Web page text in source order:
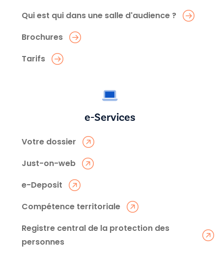
Qui est qui dans une salle d'audience ?
Brochures
Tarifs
e-Services
Votre dossier
Just-on-web
e-Deposit
Compétence territoriale
Registre central de la protection des
personnes